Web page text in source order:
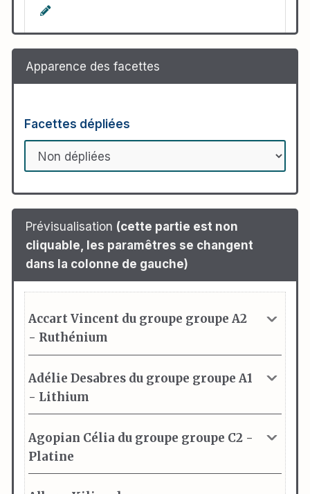
Apparence des facettes
Facettes dépliées
Prévisualisation (cette partie est non
cliquable, les paramêtres se changent
dans la colonne de gauche)